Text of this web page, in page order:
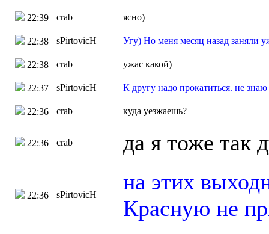
22:39 crab ясно)
22:38 sPirtovicH Угу) Но меня месяц назад заняли
22:38 crab ужас какой)
22:37 sPirtovicH К другу надо прокатиться. не
22:36 crab куда уезжаешь?
22:36 crab да я тоже так
22:36 sPirtovicH
на этих
Красную не